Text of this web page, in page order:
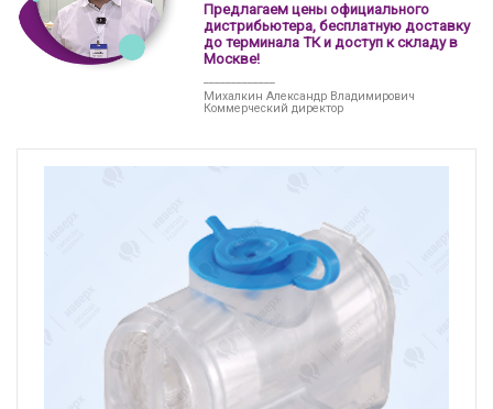
Предлагаем цены официального
дистрибьютера, бесплатную доставку
до терминала ТК и доступ к складу в
Москве!
Михалкин Александр Владимирович
Коммерческий директор